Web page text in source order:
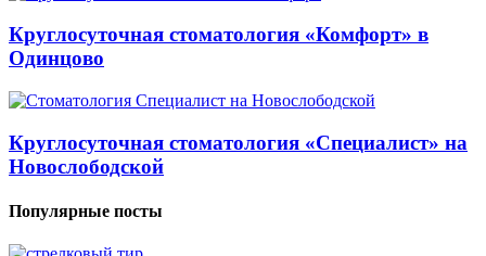
Круглосуточная стоматология «Комфорт» в
Одинцово
Круглосуточная стоматология «Специалист» на
Новослободской
Популярные посты